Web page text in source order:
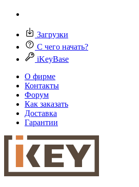
Загрузки
С чего начать?
iKeyBase
О фирме
Контакты
Форум
Как заказать
Доставка
Гарантии